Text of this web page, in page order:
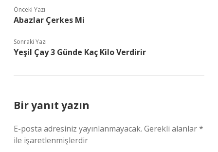
Önceki Yazı
Abazlar Çerkes Mi
Sonraki Yazı
Yeşil Çay 3 Günde Kaç Kilo Verdirir
Bir yanıt yazın
E-posta adresiniz yayınlanmayacak. Gerekli alanlar*
ile işaretlenmişlerdir